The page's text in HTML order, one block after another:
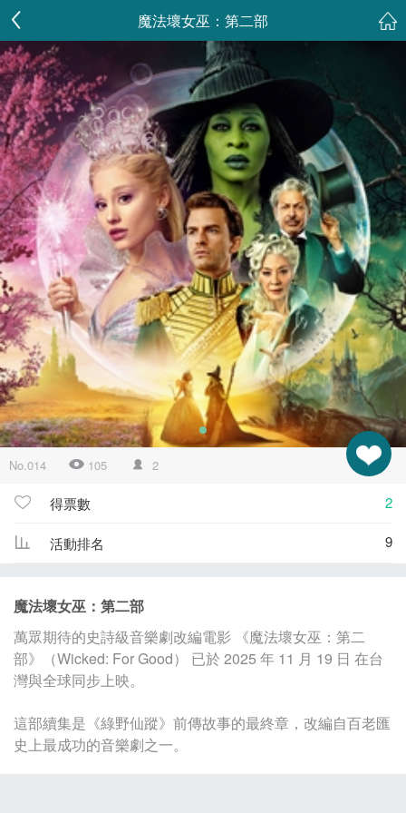
魔法壞女巫：第二部
No.014 105 2
得票數 2
活動排名 9
魔法壞女巫：第二部
萬眾期待的史詩級音樂劇改編電影 《魔法壞女巫：第二
部》（Wicked: For Good） 已於 2025 年 11 月 19 日 在台
灣與全球同步上映。
這部續集是《綠野仙蹤》前傳故事的最終章，改編自百老匯
史上最成功的音樂劇之一。